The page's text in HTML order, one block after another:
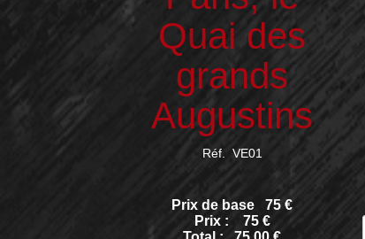
Quai des
grands
Augustins
Réf. VE01
Prix de base
75 €
Prix :
75 €